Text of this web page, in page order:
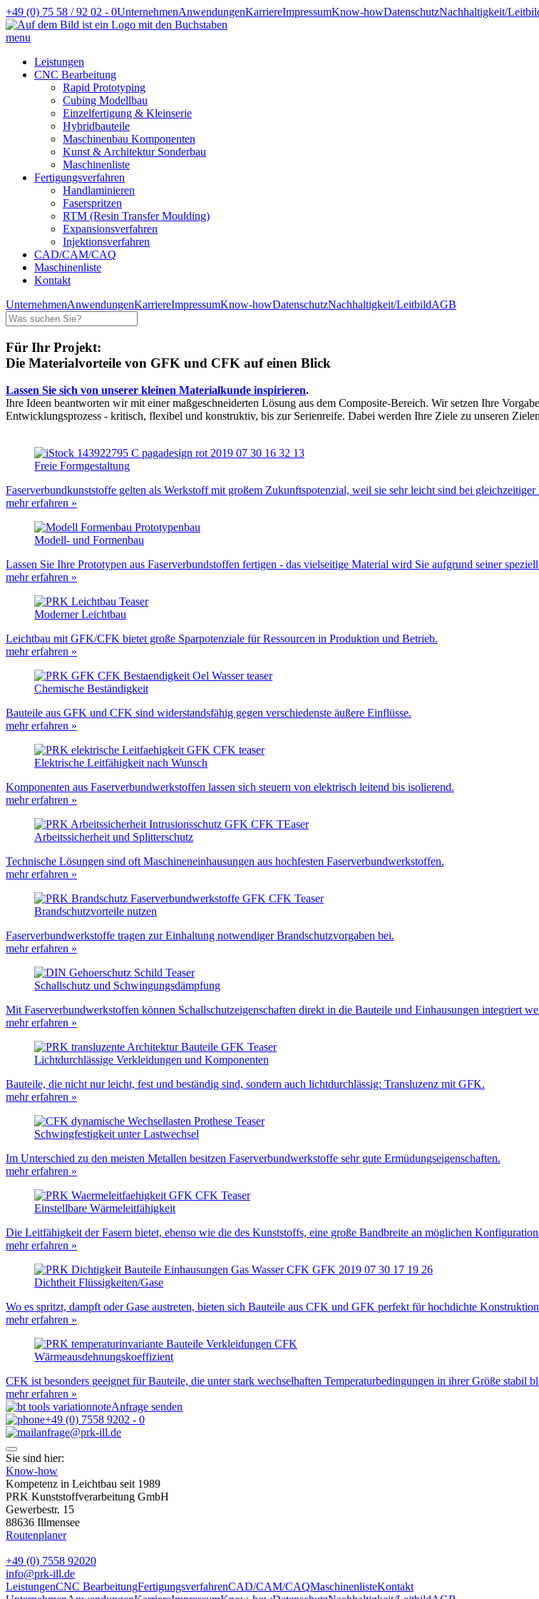
+49 (0) 75 58 / 92 02 - 0UnternehmenAnwendungenKarriereImpressumKnow-howDatenschutzNachhaltigkeit/
menu
Leistungen
CNC Bearbeitung
Rapid Prototyping
Cubing Modellbau
Einzelfertigung & Kleinserie
Hybridbauteile
Maschinenbau Komponenten
Kunst & Architektur Sonderbau
Maschinenliste
Fertigungsverfahren
Handlaminieren
Faserspritzen
RTM (Resin Transfer Moulding)
Expansionsverfahren
Injektionsverfahren
CAD/CAM/CAQ
Maschinenliste
Kontakt
UnternehmenAnwendungenKarriereImpressumKnow-howDatenschutzNachhaltigkeit/LeitbildAGB
Für Ihr Projekt:
Die Materialvorteile von GFK und CFK auf einen Blick
Lassen Sie sich von unserer kleinen Materialkunde inspirieren.
Ihre Ideen beantworten wir mit einer maßgeschneiderten Lösung aus dem Composite-Bereich. Wir setzen Ihre
Entwicklungsprozess - kritisch, flexibel und konstruktiv, bis zur Serienreife. Dabei werden Ihre Ziele zu unseren
Freie Formgestaltung
Faserverbundkunststoffe gelten als Werkstoff mit großem Zukunftspotenzial, weil sie sehr leicht sind bei
mehr erfahren »
Modell- und Formenbau
Lassen Sie Ihre Prototypen aus Faserverbundstoffen fertigen - das vielseitige Material wird Sie aufgrund seiner
mehr erfahren »
Moderner Leichtbau
Leichtbau mit GFK/CFK bietet große Sparpotenziale für Ressourcen in Produktion und Betrieb.
mehr erfahren »
Chemische Beständigkeit
Bauteile aus GFK und CFK sind widerstandsfähig gegen verschiedenste äußere Einflüsse.
mehr erfahren »
Elektrische Leitfähigkeit nach Wunsch
Komponenten aus Faserverbundwerkstoffen lassen sich steuern von elektrisch leitend bis isolierend.
mehr erfahren »
Arbeitssicherheit und Splitterschutz
Technische Lösungen sind oft Maschineneinhausungen aus hochfesten Faserverbundwerkstoffen.
mehr erfahren »
Brandschutzvorteile nutzen
Faserverbundwerkstoffe tragen zur Einhaltung notwendiger Brandschutzvorgaben bei.
mehr erfahren »
Schallschutz und Schwingungsdämpfung
Mit Faserverbundwerkstoffen können Schallschutzeigenschaften direkt in die Bauteile und Einhausungen integriert
mehr erfahren »
Lichtdurchlässige Verkleidungen und Komponenten
Bauteile, die nicht nur leicht, fest und beständig sind, sondern auch lichtdurchlässig: Transluzenz mit GFK.
mehr erfahren »
Schwingfestigkeit unter Lastwechsel
Im Unterschied zu den meisten Metallen besitzen Faserverbundwerkstoffe sehr gute Ermüdungseigenschaften.
mehr erfahren »
Einstellbare Wärmeleitfähigkeit
Die Leitfähigkeit der Fasern bietet, ebenso wie die des Kunststoffs, eine große Bandbreite an möglichen
mehr erfahren »
Dichtheit Flüssigkeiten/Gase
Wo es spritzt, dampft oder Gase austreten, bieten sich Bauteile aus CFK und GFK perfekt für hochdichte
mehr erfahren »
Wärmeausdehnungskoeffizient
CFK ist besonders geeignet für Bauteile, die unter stark wechselhaften Temperaturbedingungen in ihrer Größe stabil
mehr erfahren »
Anfrage senden
+49 (0) 7558 9202 - 0
anfrage@prk-ill.de
Sie sind hier:
Know-how
Kompetenz in Leichtbau seit 1989
PRK Kunststoffverarbeitung GmbH
Gewerbestr. 15
88636 Illmensee
Routenplaner
+49 (0) 7558 92020
info@prk-ill.de
LeistungenCNC BearbeitungFertigungsverfahrenCAD/CAM/CAQMaschinenlisteKontakt